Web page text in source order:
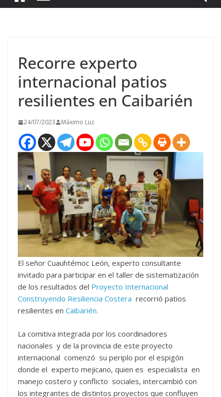
Recorre experto
internacional patios
resilientes en Caibarién
24/07/2023 Máximo Luz
El señor Cuauhtémoc León, experto consultante
invitado para participar en el taller de sistematización
de los resultados del Proyecto Internacional
Construyendo Resiliencia Costera recorrió patios
resilientes en Caibarién.
La comitiva integrada por los coordinadores
nacionales y de la provincia de este proyecto
internacional comenzó su periplo por el espigón
donde el experto mejicano, quien es especialista en
manejo costero y conflicto sociales, intercambió con
los integrantes de distintos proyectos que confluyen